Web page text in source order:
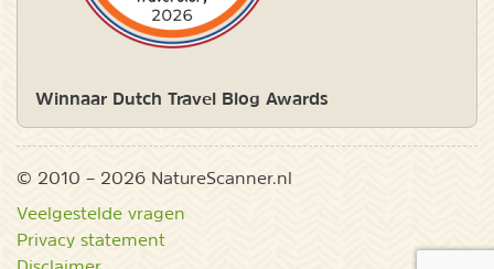
Winnaar Dutch Travel Blog Awards
© 2010 – 2026 NatureScanner.nl
Veelgestelde vragen
Privacy statement